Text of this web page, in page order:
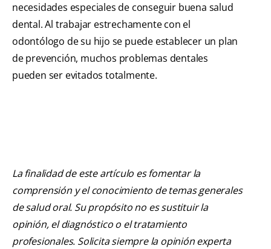
necesidades especiales de conseguir buena salud
dental. Al trabajar estrechamente con el
odontólogo de su hijo se puede establecer un plan
de prevención, muchos problemas dentales
pueden ser evitados totalmente.
La finalidad de este artículo es fomentar la
comprensión y el conocimiento de temas generales
de salud oral. Su propósito no es sustituir la
opinión, el diagnóstico o el tratamiento
profesionales. Solicita siempre la opinión experta